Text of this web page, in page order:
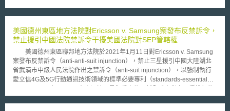
為英國資訊專員辦公室首宗依據歐盟一般資料保護規則確定裁罰之案例且涉
亦欲依GDPR進行裁罰，實值持續關注後續發展。
容循環撥放」等AI深偽影片之典型特徵，法院懷疑原告舉證的數位證據為AI
式、創建/修改日期、文件類型、拍攝影片的快門速度等客觀資訊。 法院表
示，原告提交的後設資料不可信，因為包含許多通常不會出現在後設資料的
資訊（非典型的資訊），例如：著作權聲明。且法院進一步指出，許多非典
型的資訊被放在不相關的欄位，例如：Google地圖的URL網址、電話號
碼、GPS座標及地址等被放在「音樂類型」（musical genre）欄位內。因
此法院懷疑，前述「非典型之後設資料」是被有存取文件與編輯權限的人添
加的「後設資料」。 原告則主張，其透過iOS 12.5.5版本作業系統的Apple
iPhone才推出可用於生成深偽影片的新功能「Apple Intelligence」相關技
美國德州東區地方法院對Ericsson v. Samsung案發布反禁訴令，
禁止援引中國法院禁訴令干擾美國法院對SEP管轄權
美國德州東區聯邦地方法院於2021年1月11日對Ericsson v. Samsung
案發布反禁訴令（anti-anti-suit injunction），禁止三星援引中國大陸湖北
省武漢市中級人民法院作出之禁訴令（anti-suit injunction），以強制執行
愛立信4G及5G行動通訊技術領域的標準必要專利（standards-essential
時，雙方對於SEP授權價格是否符合公平、合理、無歧視（Fair,